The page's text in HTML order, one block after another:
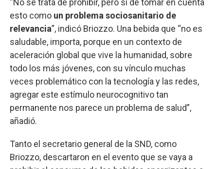
“No se trata de prohibir, pero sí de tomar en cuenta
esto como un problema sociosanitario de
relevancia”, indicó Briozzo. Una bebida que “no es
saludable, importa, porque en un contexto de
aceleración global que vive la humanidad, sobre
todo los más jóvenes, con su vínculo muchas
veces problemático con la tecnología y las redes,
agregar este estímulo neurocognitivo tan
permanente nos parece un problema de salud”,
añadió.
Tanto el secretario general de la SND, como
Briozzo, descartaron en el evento que se vaya a